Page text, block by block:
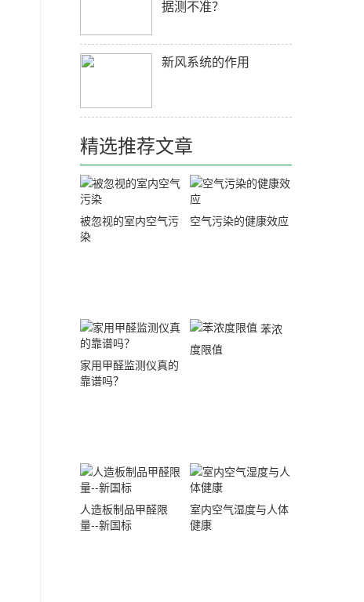
据测不准？
新风系统的作用
精选推荐文章
被忽视的室内空气污
染
空气污染的健康效应
家用甲醛监测仪真的
靠谱吗？
苯浓
度限值
人造板制品甲醛限
量--新国标
室内空气湿度与人体
健康